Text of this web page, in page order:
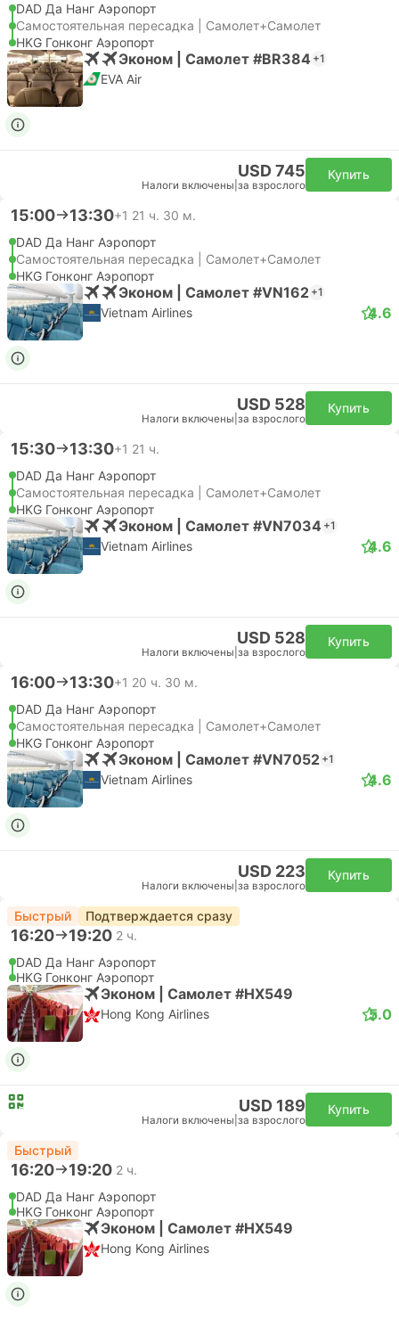
DAD Да Нанг Аэропорт
Самостоятельная пересадка | Самолет+Самолет
HKG Гонконг Аэропорт
Эконом | Самолет #BR384 +1
EVA Air
USD 745
Налоги включены за взрослого
Купить
15:00 13:30+1 21 ч. 30 м.
DAD Да Нанг Аэропорт
Самостоятельная пересадка | Самолет+Самолет
HKG Гонконг Аэропорт
Эконом | Самолет #VN162 +1
Vietnam Airlines 4.6
USD 528
Налоги включены за взрослого
Купить
15:30 13:30+1 21 ч.
DAD Да Нанг Аэропорт
Самостоятельная пересадка | Самолет+Самолет
HKG Гонконг Аэропорт
Эконом | Самолет #VN7034 +1
Vietnam Airlines 4.6
USD 528
Налоги включены за взрослого
Купить
16:00 13:30+1 20 ч. 30 м.
DAD Да Нанг Аэропорт
Самостоятельная пересадка | Самолет+Самолет
HKG Гонконг Аэропорт
Эконом | Самолет #VN7052 +1
Vietnam Airlines 4.6
USD 223
Налоги включены за взрослого
Купить
Быстрый Подтверждается сразу
16:20 19:20 2 ч.
DAD Да Нанг Аэропорт
HKG Гонконг Аэропорт
Эконом | Самолет #HX549
Hong Kong Airlines 5.0
USD 189
Налоги включены за взрослого
Купить
Быстрый
16:20 19:20 2 ч.
DAD Да Нанг Аэропорт
HKG Гонконг Аэропорт
Эконом | Самолет #HX549
Hong Kong Airlines